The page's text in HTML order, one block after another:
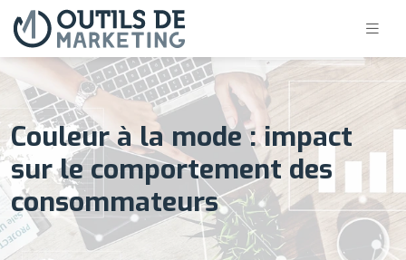
Couleur à la mode : impact
sur le comportement des
consommateurs